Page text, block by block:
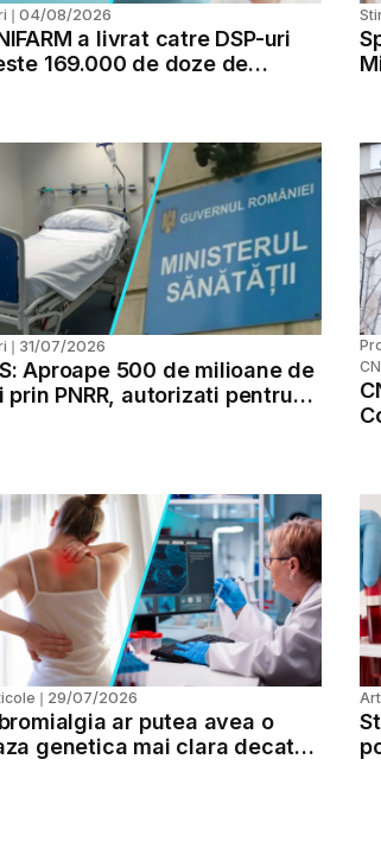
❘ 04/08/2026
a livrat catre DSP-uri
169.000 de doze de
❘ 31/07/2026
Aproape 500 de milioane de
prin PNRR, autorizati pentru
❘ 29/07/2026
ar putea avea o
genetica mai clara decat